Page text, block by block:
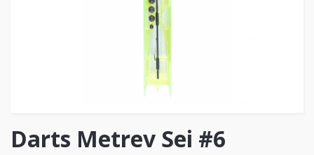
Darts Metrev Sei #6